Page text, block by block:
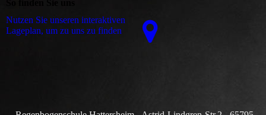
Nutzen Sie unseren interaktiven
La­ge­plan, um zu uns zu finden